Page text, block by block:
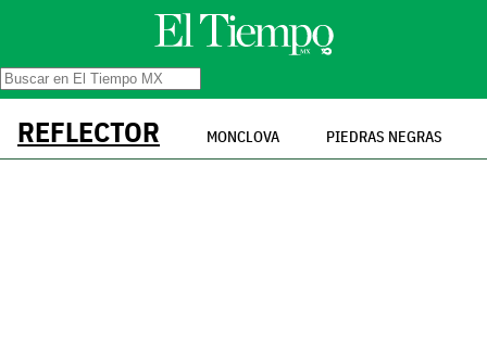
REFLECTOR MONCLOVA PIEDRAS NEGRAS